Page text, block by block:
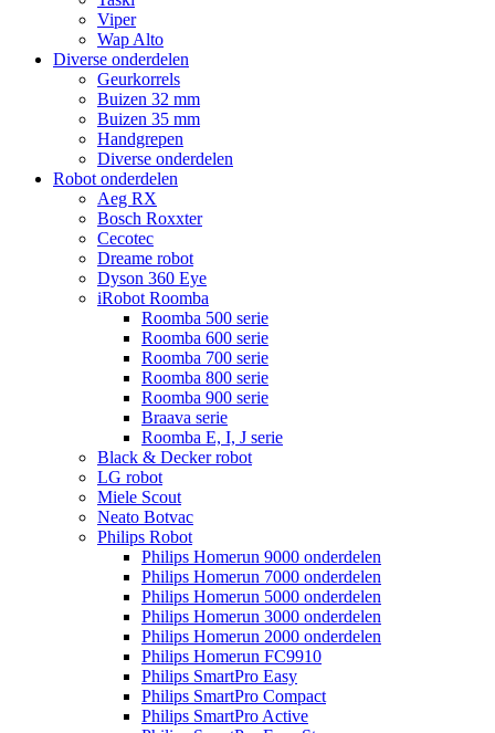
Viper
Wap Alto
Diverse onderdelen
Geurkorrels
Buizen 32 mm
Buizen 35 mm
Handgrepen
Diverse onderdelen
Robot onderdelen
Aeg RX
Bosch Roxxter
Cecotec
Dreame robot
Dyson 360 Eye
iRobot Roomba
Roomba 500 serie
Roomba 600 serie
Roomba 700 serie
Roomba 800 serie
Roomba 900 serie
Braava serie
Roomba E, I, J serie
Black & Decker robot
LG robot
Miele Scout
Neato Botvac
Philips Robot
Philips Homerun 9000 onderdelen
Philips Homerun 7000 onderdelen
Philips Homerun 5000 onderdelen
Philips Homerun 3000 onderdelen
Philips Homerun 2000 onderdelen
Philips Homerun FC9910
Philips SmartPro Easy
Philips SmartPro Compact
Philips SmartPro Active